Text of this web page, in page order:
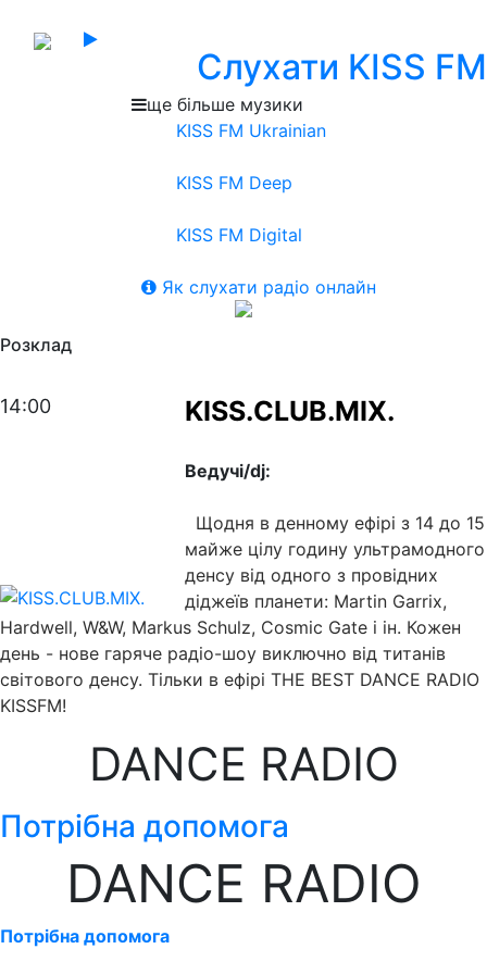
Слухати KISS FM
ще більше музики
KISS FM Ukrainian
KISS FM Deep
KISS FM Digital
Як слухати радіо онлайн
Розклад
14:00 KISS.CLUB.MIX.
Ведучі/dj:
Щодня в денному ефірі з 14 до 15
майже цілу годину ультрамодного
денсу від одного з провідних
діджеїв планети: Martin Garrix,
Hardwell, W&W, Markus Schulz, Cosmic Gate і ін. Кожен
день - нове гаряче радіо-шоу виключно від титанів
світового денсу. Тільки в ефірі THE BEST DANCE RADIO
KISSFM!
DANCE RADIO
Потрібна допомога
DANCE RADIO
Потрібна допомога